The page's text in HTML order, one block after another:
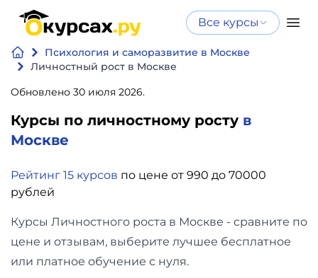
Все курсы
Психология и саморазвитие в Москве
Личностный рост в Москве
Обновлено 30 июля 2026.
Курсы по личностному росту в
Москве
Рейтинг 15 курсов по цене от 990 до 70000
рублей
Курсы Личностного роста в Москве - сравните по
цене и отзывам, выберите лучшее бесплатное
или платное обучение с нуля.
Нейросеть
и ИИ
Бизнес
финансы
Дизайн
Аналитика
Нейросеть и ИИ
интеллекту